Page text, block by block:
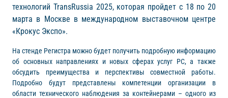
технологий TransRussia 2025, которая пройдет с 18 по 20
марта в Москве в международном выставочном центре
«Крокус Экспо».
На стенде Регистра можно будет получить подробную информацию
об основных направлениях и новых сферах услуг РС, а также
обсудить преимущества и перспективы совместной работы.
Подробно будут представлены компетенции организации в
области технического наблюдения за контейнерами – одного из